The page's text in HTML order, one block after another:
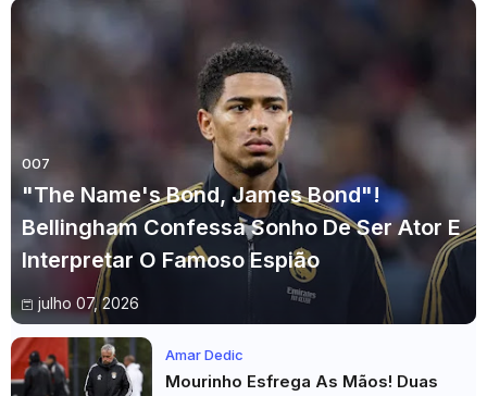
007
"The Name's Bond, James Bond"!
Bellingham Confessa Sonho De Ser Ator E
Interpretar O Famoso Espião
julho 07, 2026
Amar Dedic
Mourinho Esfrega As Mãos! Duas